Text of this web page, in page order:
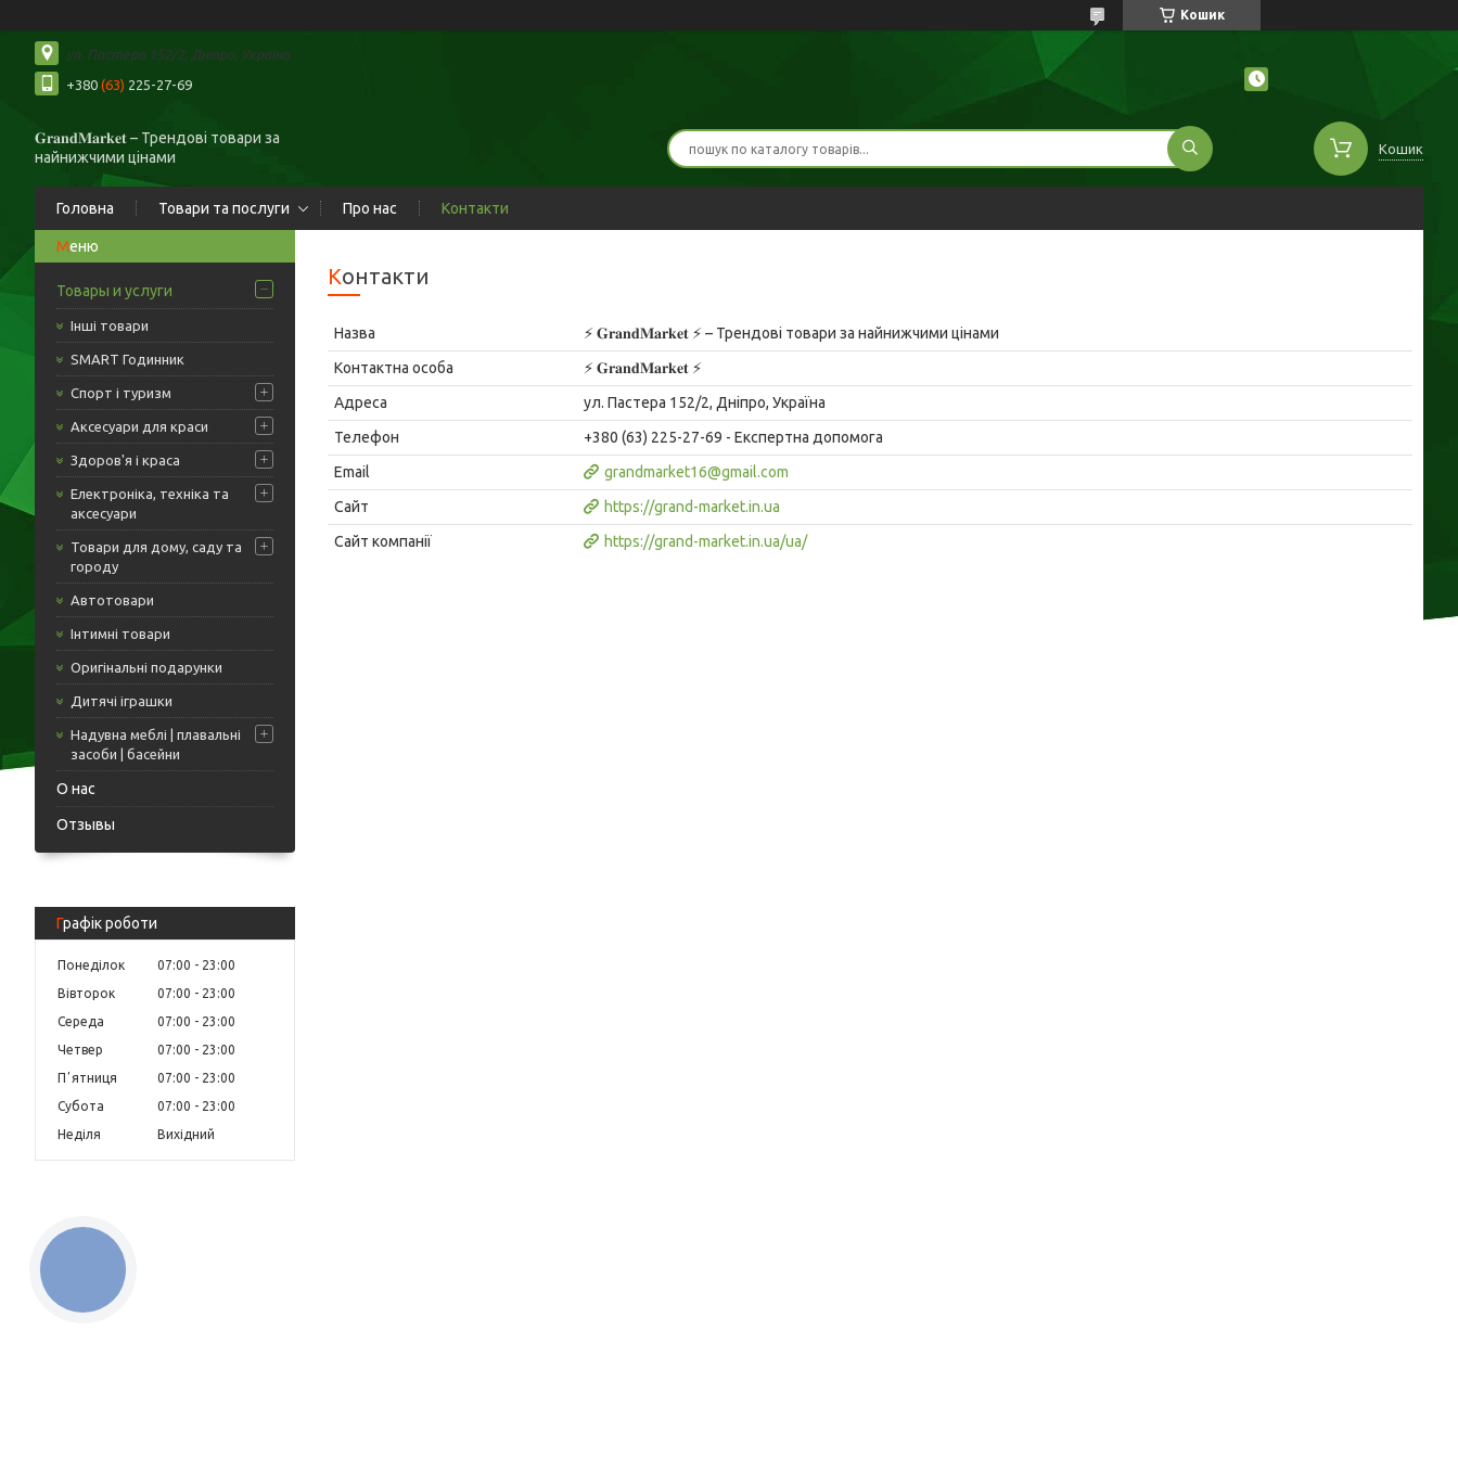
Кошик
ул. Пастера 152/2, Дніпро, Україна
+380 (63) 225-27-69
𝐆𝐫𝐚𝐧𝐝𝐌𝐚𝐫𝐤𝐞𝐭 – Трендові товари за
найнижчими цінами
Кошик
Головна Товари та послуги Про нас Контакти
Товары и услуги
Інші товари
SMART Годинник
Спорт і туризм
Аксесуари для краси
Здоров'я і краса
Електроніка, техніка та
аксесуари
Товари для дому, саду та
городу
Автотовари
Інтимні товари
Оригінальні подарунки
Дитячі іграшки
Надувна меблі | плавальні
засоби | басейни
О нас
Отзывы
Графік роботи
Понеділок 07:00
23:00
Вівторок
07:00
23:00
Середа
07:00
23:00
Четвер
07:00
23:00
Пʼятниця
07:00
23:00
Субота
07:00
23:00
Неділя
Вихідний
Контакти
⚡️ 𝐆𝐫𝐚𝐧𝐝𝐌𝐚𝐫𝐤𝐞𝐭 ⚡️ – Трендові товари за найнижчими цінами
⚡️ 𝐆𝐫𝐚𝐧𝐝𝐌𝐚𝐫𝐤𝐞𝐭 ⚡️
ул. Пастера 152/2, Дніпро, Україна
+380 (63) 225-27-69
Експертна допомога
grandmarket16@gmail.com
https://grand-market.in.ua
https://grand-market.in.ua/ua/